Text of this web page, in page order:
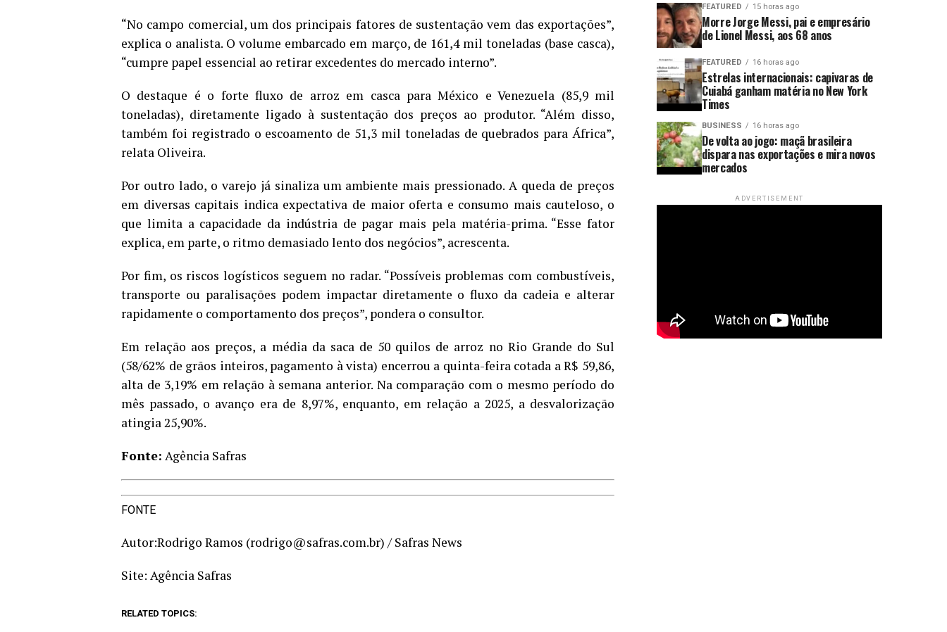
“No campo comercial, um dos principais fatores de sustentação vem das exportações”,
explica o analista. O volume embarcado em março, de 161,4 mil toneladas (base casca),
“cumpre papel essencial ao retirar excedentes do mercado interno”.
O destaque é o forte fluxo de arroz em casca para México e Venezuela (85,9 mil
toneladas), diretamente ligado à sustentação dos preços ao produtor. “Além disso,
também foi registrado o escoamento de 51,3 mil toneladas de quebrados para África”,
relata Oliveira.
Por outro lado, o varejo já sinaliza um ambiente mais pressionado. A queda de preços
em diversas capitais indica expectativa de maior oferta e consumo mais cauteloso, o
que limita a capacidade da indústria de pagar mais pela matéria-prima. “Esse fator
explica, em parte, o ritmo demasiado lento dos negócios”, acrescenta.
Por fim, os riscos logísticos seguem no radar. “Possíveis problemas com combustíveis,
transporte ou paralisações podem impactar diretamente o fluxo da cadeia e alterar
rapidamente o comportamento dos preços”, pondera o consultor.
Em relação aos preços, a média da saca de 50 quilos de arroz no Rio Grande do Sul
(58/62% de grãos inteiros, pagamento à vista) encerrou a quinta-feira cotada a R$ 59,86,
alta de 3,19% em relação à semana anterior. Na comparação com o mesmo período do
mês passado, o avanço era de 8,97%, enquanto, em relação a 2025, a desvalorização
atingia 25,90%.
Fonte: Agência Safras
FONTE
Autor:Rodrigo Ramos (rodrigo@safras.com.br) / Safras News
Site: Agência Safras
RELATED TOPICS:
FEATURED 15 horas ago
Morre Jorge Messi, pai e empresário
de Lionel Messi, aos 68 anos
FEATURED 16 horas ago
Estrelas internacionais: capivaras de
Cuiabá ganham matéria no New York
Times
BUSINESS 16 horas ago
De volta ao jogo: maçã brasileira
dispara nas exportações e mira novos
mercados
ADVERTISEMENT